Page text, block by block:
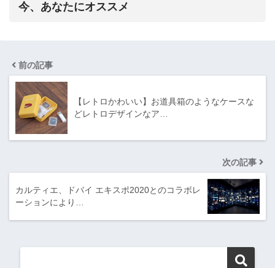
今、あなたにオススメ
前の記事
【レトロかわいい】お道具箱のようなケースな
どレトロデザインなア…
次の記事
カルティエ、ドバイ エキスポ2020とのコラボレ
ーションにより…